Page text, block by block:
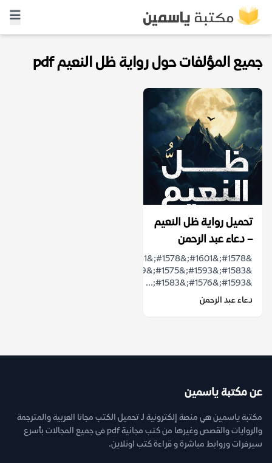
جميع المؤلفات حول رواية ظل النعيم pdf
تحميل رواية ظل النعيم
– دعاء عبد الرحمن
&#1593;&#1576;&#1583;...
دعاء عبد الرحمن
عن مكتبة ياسمين
مكتبة ياسمين هي منصة إلكترونية لـ تحميل الكتب مجانا العربية والمترجمة
والروايات والقصص وغيرها من كتب مجانية pdf فى جميع المجالات بأسرع
سيرفرات وروابط مباشرة و قراءة كتب اونلاين.